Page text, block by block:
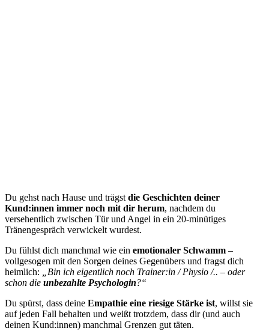
Du gehst nach Hause und trägst die Geschichten deiner
Kund:innen immer noch mit dir herum, nachdem du
versehentlich zwischen Tür und Angel in ein 20-minütiges
Tränengespräch verwickelt wurdest.
Du fühlst dich manchmal wie ein emotionaler Schwamm –
vollgesogen mit den Sorgen deines Gegenübers und fragst dich
heimlich:
„Bin ich eigentlich noch Trainer:in / Physio /.. – oder
schon die unbezahlte Psychologin?“
Du spürst, dass deine Empathie eine riesige Stärke ist, willst sie
auf jeden Fall behalten und weißt trotzdem, dass dir (und auch
deinen Kund:innen) manchmal Grenzen gut täten.